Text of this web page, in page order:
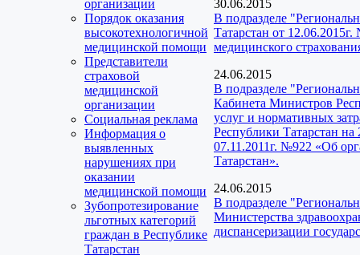
организации
Порядок оказания
высокотехнологичной
медицинской помощи
Представители
страховой
медицинской
организации
Социальная реклама
Информация о
выявленных
нарушениях при
оказании
медицинской помощи
Зубопротезирование
льготных категорий
граждан в Республике
Татарстан
30.06.2015
В подразделе
Татарстан от
медицинского
24.06.2015
В подразделе
Кабинета Министров
услуг и нормативных
Республики Татарстан
07.11.2011г. №922 «Об
Татарстан».
24.06.2015
В подразделе
Министерства
диспансеризации